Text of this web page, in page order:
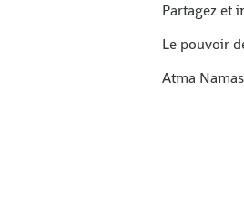
Partagez et
Le pouvoir
Atma